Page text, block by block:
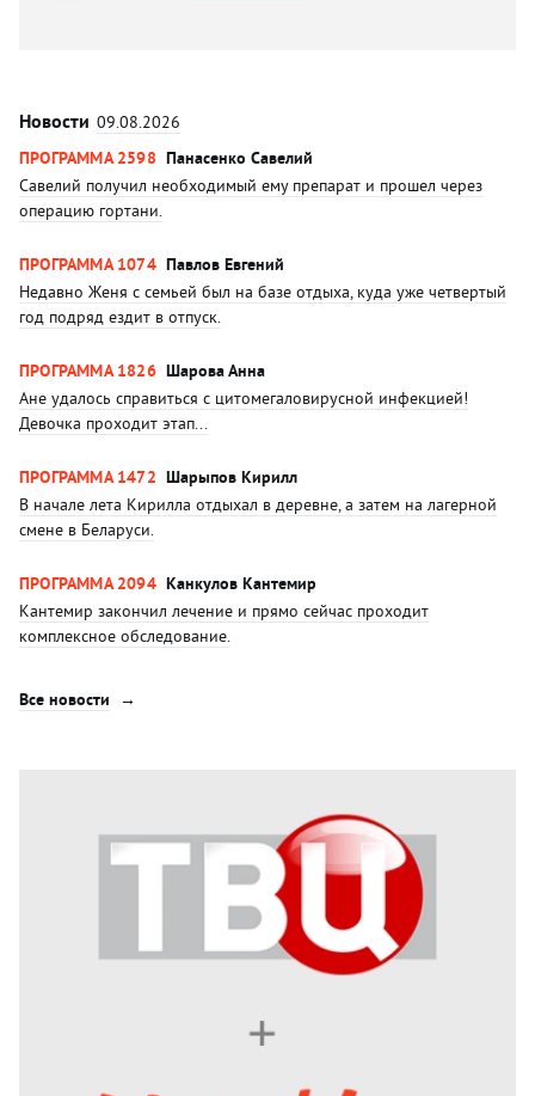
Новости 09.08.2026
ПРОГРАММА 2598 Панасенко Савелий
Савелий получил необходимый ему препарат и прошел через
операцию гортани.
ПРОГРАММА 1074 Павлов Евгений
Недавно Женя с семьей был на базе отдыха, куда уже четвертый
год подряд ездит в отпуск.
ПРОГРАММА 1826 Шарова Анна
Ане удалось справиться с цитомегаловирусной инфекцией!
Девочка проходит этап...
ПРОГРАММА 1472 Шарыпов Кирилл
В начале лета Кирилла отдыхал в деревне, а затем на лагерной
смене в Беларуси.
ПРОГРАММА 2094 Канкулов Кантемир
Кантемир закончил лечение и прямо сейчас проходит
комплексное обследование.
Все новости